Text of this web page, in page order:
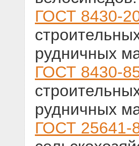
ГОСТ 8430-
рудничных
ГОСТ 8430-
рудничных
ГОСТ 25641-